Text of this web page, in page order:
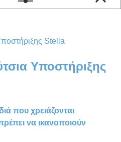
στον αστράγαλο
βλάβες από
ελαφρά έως μέτρια
ποδιού
σχέδια
επιλέξετε το
σας να
μας.
Υποστήριξης
που χρειάζονται
να ικανοποιούν